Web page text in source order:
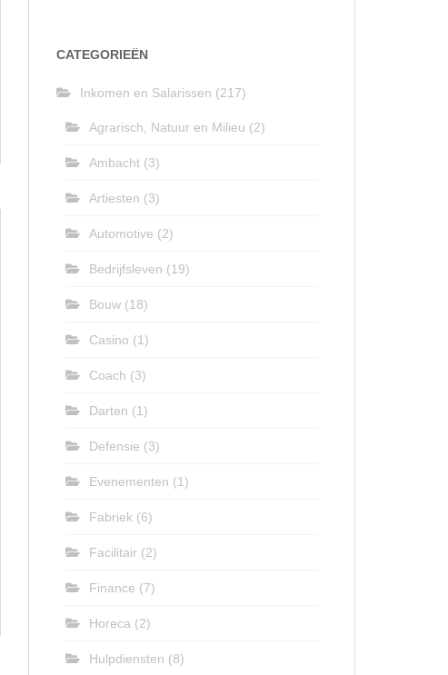
CATEGORIEËN
Inkomen en Salarissen (217)
Agrarisch, Natuur en Milieu (2)
Ambacht (3)
Artiesten (3)
Automotive (2)
Bedrijfsleven (19)
Bouw (18)
Casino (1)
Coach (3)
Darten (1)
Defensie (3)
Evenementen (1)
Fabriek (6)
Facilitair (2)
Finance (7)
Horeca (2)
Hulpdiensten (8)